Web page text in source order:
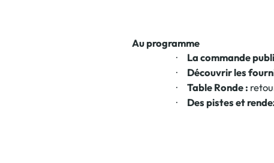
Au programme
· La commande
· Découvrir les
· Table Ronde :
· Des pistes et